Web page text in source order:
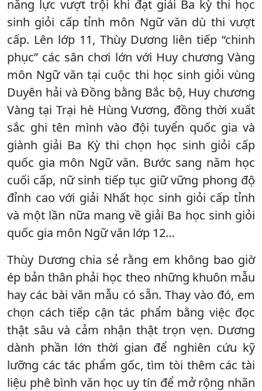
năng lực vượt trội khi đạt giải Ba kỳ thi học
sinh giỏi cấp tỉnh môn Ngữ văn dù thi vượt
cấp. Lên lớp 11, Thùy Dương liên tiếp “chinh
phục” các sân chơi lớn với Huy chương Vàng
môn Ngữ văn tại cuộc thi học sinh giỏi vùng
Duyên hải và Đồng bằng Bắc bộ, Huy chương
Vàng tại Trại hè Hùng Vương, đồng thời xuất
sắc ghi tên mình vào đội tuyển quốc gia và
giành giải Ba Kỳ thi chọn học sinh giỏi cấp
quốc gia môn Ngữ văn. Bước sang năm học
cuối cấp, nữ sinh tiếp tục giữ vững phong độ
đỉnh cao với giải Nhất học sinh giỏi cấp tỉnh
và một lần nữa mang về giải Ba học sinh giỏi
quốc gia môn Ngữ văn lớp 12…
Thùy Dương chia sẻ rằng em không bao giờ
ép bản thân phải học theo những khuôn mẫu
hay các bài văn mẫu có sẵn. Thay vào đó, em
chọn cách tiếp cận tác phẩm bằng việc đọc
thật sâu và cảm nhận thật trọn vẹn. Dương
dành phần lớn thời gian để nghiên cứu kỹ
lưỡng các tác phẩm gốc, tìm tòi thêm các tài
liệu phê bình văn học uy tín để mở rộng nhãn